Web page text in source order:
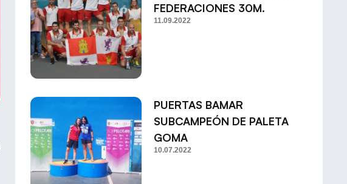
FEDERACIONES 30M.
11.09.2022
PUERTAS BAMAR
SUBCAMPEÓN DE PALETA
GOMA
10.07.2022